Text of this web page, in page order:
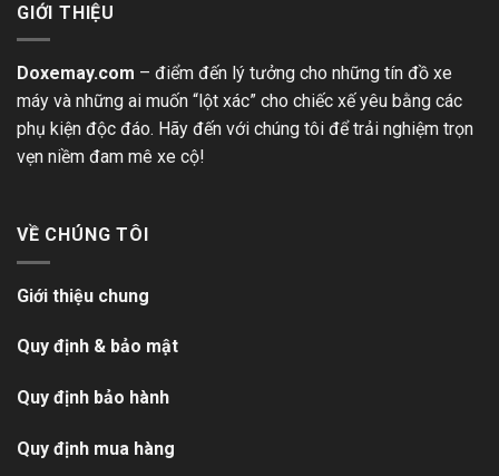
GIỚI THIỆU
Doxemay.com – điểm đến lý tưởng cho những tín đồ xe
máy và những ai muốn “lột xác” cho chiếc xế yêu bằng các
phụ kiện độc đáo. Hãy đến với chúng tôi để trải nghiệm trọn
vẹn niềm đam mê xe cộ!
VỀ CHÚNG TÔI
Giới thiệu chung
Quy định & bảo mật
Quy định bảo hành
Quy định mua hàng